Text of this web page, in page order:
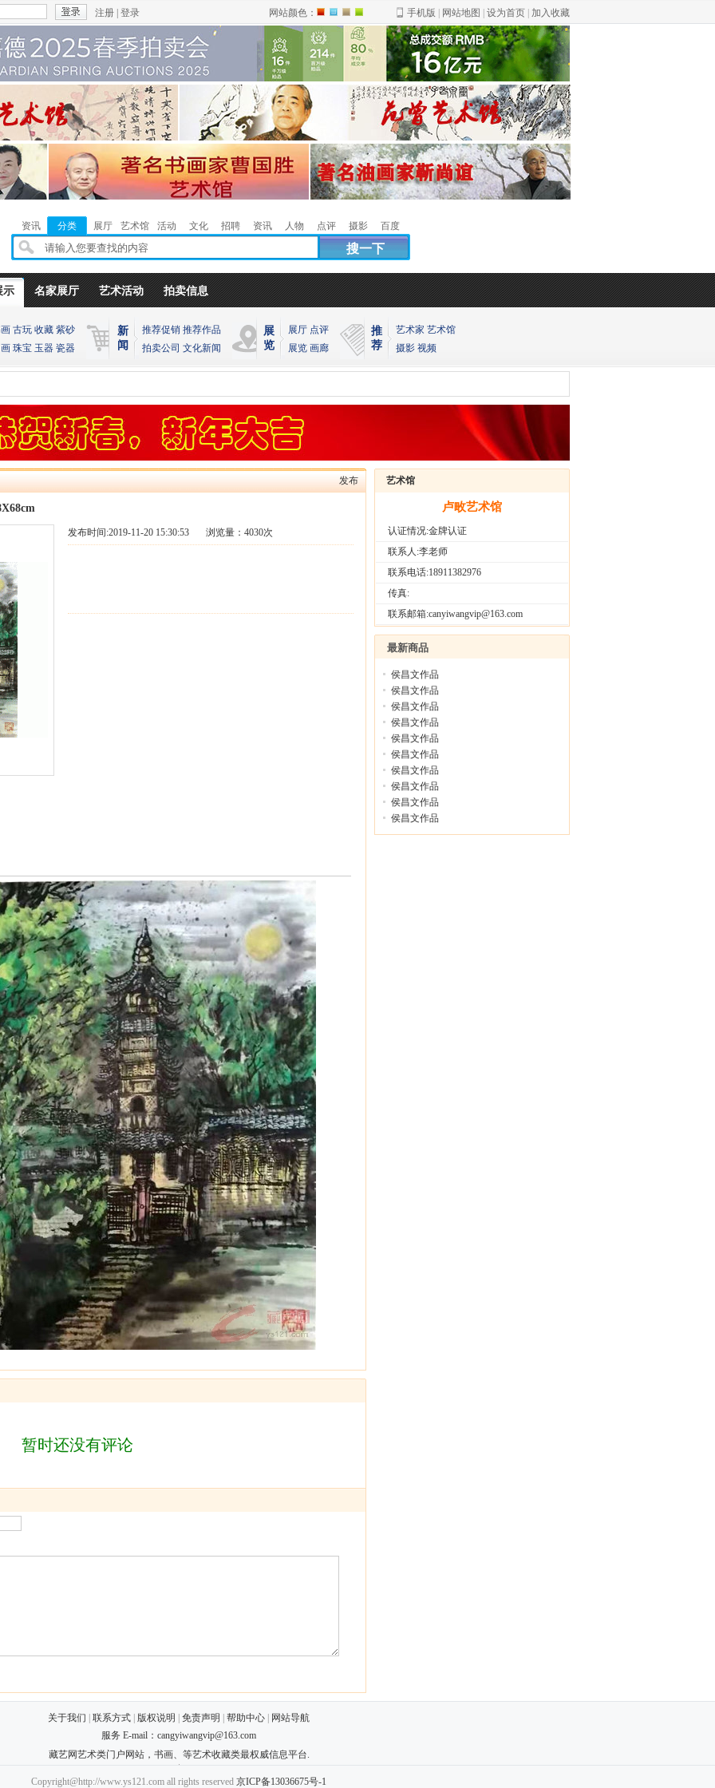
注册 登录 手机版 网站地图 设为首页
加入收藏
红
色
蓝
色
褐
色
绿
色
网站颜色：
资讯 分类 展厅 艺术馆 活动 文化 招聘 资讯 人物 点评 摄影 百度
示 名家展厅 艺术活动 拍卖信息
古玩 收藏 紫砂
珠宝 玉器 瓷器
新
闻
推荐促销 推荐作品
拍卖公司 文化新闻
展
览
展厅 点评
展览 画廊
推
荐
艺术家 艺术馆
摄影 视频
发布
发布时间:2019-11-20 15:30:53 浏览量： 4030次
暂时还没有评论
艺术馆
卢畋艺术馆
认证情况:金牌认证
联系人:李老师
联系电话:18911382976
传真:
联系邮箱:canyiwangvip@163.com
最新商品
侯昌文作品
侯昌文作品
侯昌文作品
侯昌文作品
侯昌文作品
侯昌文作品
侯昌文作品
侯昌文作品
侯昌文作品
侯昌文作品
关于我们 联系方式 版权说明 免责声明 帮助中心
网站导航
服务 E-mail： cangyiwangvip@163.com
藏艺网艺术类门户网站，书画、等艺术收藏类最权威信息平台.
Copyright@http://www.ys121.com all rights reserved 京ICP备13036675号-1